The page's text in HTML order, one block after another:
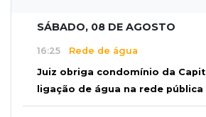
SÁBADO, 08 DE AGOSTO
16:25 Rede de água
Juiz obriga condomínio da
ligação de água na rede pública